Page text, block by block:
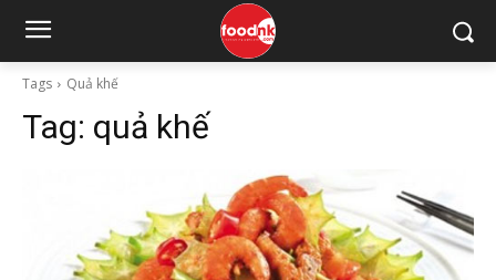
Tags Quả khế
Tag: quả khế